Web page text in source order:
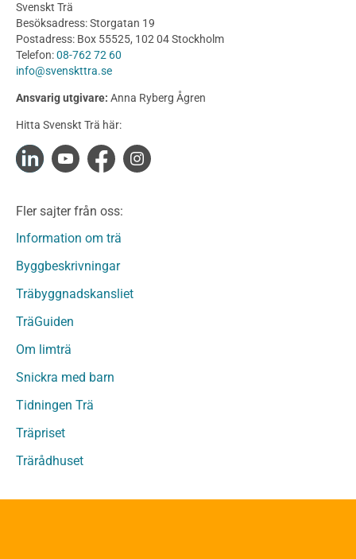
Utförande
Produkter
Konstruktionsvirke
Konstruktionsvirke Behandlat
Konstruktionsvirke Fingerskarvat
Konstruktionsvirke Fingerskarvat Obehandlat
Limträ
Fanerträ
Fanerträ Obehandlat
Träpanel och Utvändig beklädnad Behandlat
Träpanel och utvändig beklädnad Obehandlat
Trägolv
Sågat virke
Sågat virke Behandlat
Övriga träprodukter
Övrigt byggvirke
Underlagsspont
Svenskt Trä
Besöksadress: Storgatan 19
Postadress: Box 55525, 102 04 Stockholm
Telefon:08-762 72 60
info@svenskttra.se
Ansvarig utgivare: Anna Ryberg Ågren
Hitta Svenskt Trä här:
Fler sajter från oss:
Information om trä
Byggbeskrivningar
Träbyggnadskansliet
TräGuiden
Om limträ
Snickra med barn
Tidningen Trä
Träpriset
Trärådhuset